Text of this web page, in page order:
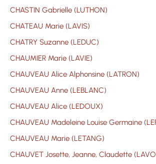
CHASTIN Gabrielle (LUTHON)
CHATEAU Marie (LAVIS)
CHATRY Suzanne (LEDUC)
CHAUMIER Marie (LAVIE)
CHAUVEAU Alice Alphonsine (LATRON)
CHAUVEAU Anne (LEBLANC)
CHAUVEAU Alice (LEDOUX)
CHAUVEAU Madeleine Louise Germaine
CHAUVEAU Marie (LETANG)
CHAUVET Josette, Jeanne, Claudette